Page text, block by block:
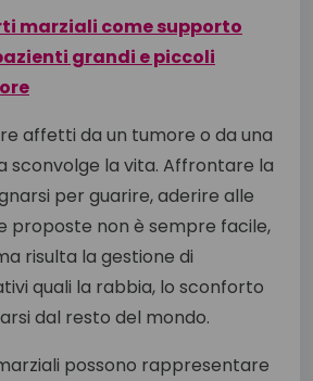
affetti da un tumore o da una
sconvolge la vita. Affrontare la
per guarire, aderire alle
proposte non è sempre facile,
risulta la gestione di
quali la rabbia, lo sconforto
dal resto del mondo.
possono rappresentare